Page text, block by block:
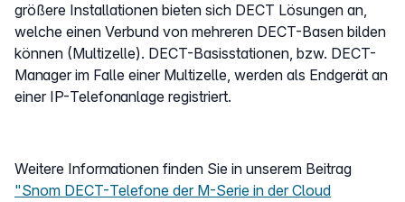
größere Installationen bieten sich DECT Lösungen an,
welche einen Verbund von mehreren DECT-Basen bilden
können (Multizelle). DECT-Basisstationen, bzw. DECT-
Manager im Falle einer Multizelle, werden als Endgerät an
einer IP-Telefonanlage registriert.
Weitere Informationen finden Sie in unserem Beitrag
"Snom DECT-Telefone der M-Serie in der Cloud